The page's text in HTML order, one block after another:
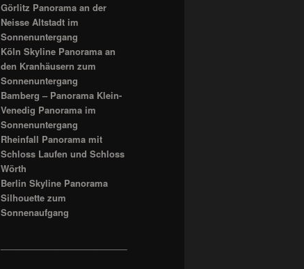
Görlitz Panorama an der
Neisse Altstadt im
Sonnenuntergang
Köln Skyline Panorama an
den Kranhäusern zum
Sonnenuntergang
Bamberg – Panorama Klein-
Venedig Panorama im
Sonnenuntergang
Rheinfall Panorama mit
Schloss Laufen und Schloss
Wörth
Berlin Skyline Panorama
Silhouette zum
Sonnenaufgang